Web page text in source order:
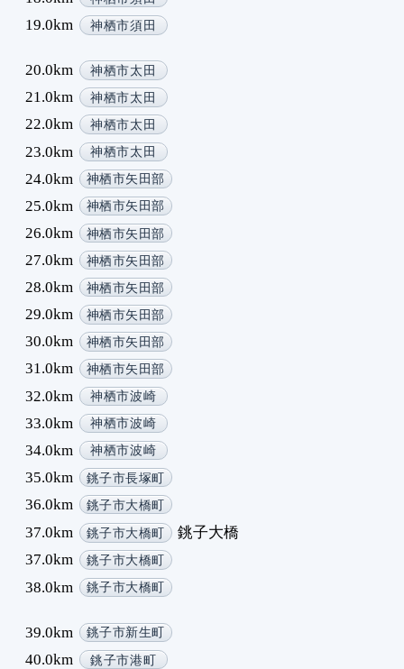
19.0km 神栖市須田
20.0km 神栖市太田
21.0km 神栖市太田
22.0km 神栖市太田
23.0km 神栖市太田
24.0km 神栖市矢田部
25.0km 神栖市矢田部
26.0km 神栖市矢田部
27.0km 神栖市矢田部
28.0km 神栖市矢田部
29.0km 神栖市矢田部
30.0km 神栖市矢田部
31.0km 神栖市矢田部
32.0km 神栖市波崎
33.0km 神栖市波崎
34.0km 神栖市波崎
35.0km 銚子市長塚町
36.0km 銚子市大橋町
37.0km 銚子市大橋町
銚子大橋
37.0km
銚子市大橋町
38.0km 銚子市大橋町
39.0km 銚子市新生町
40.0km 銚子市港町